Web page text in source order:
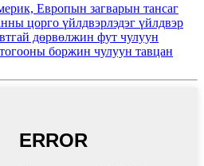
Европын загварын тансаг
цорго үйлдвэрлэдэг үйлдвэр
дөрвөлжин фут чулуун
боржин чулуун тавцан